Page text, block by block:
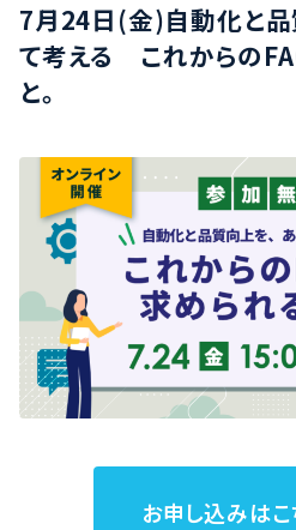
7月24日(金)自動化と品
て考える これからの
と。
お申し込みはこ